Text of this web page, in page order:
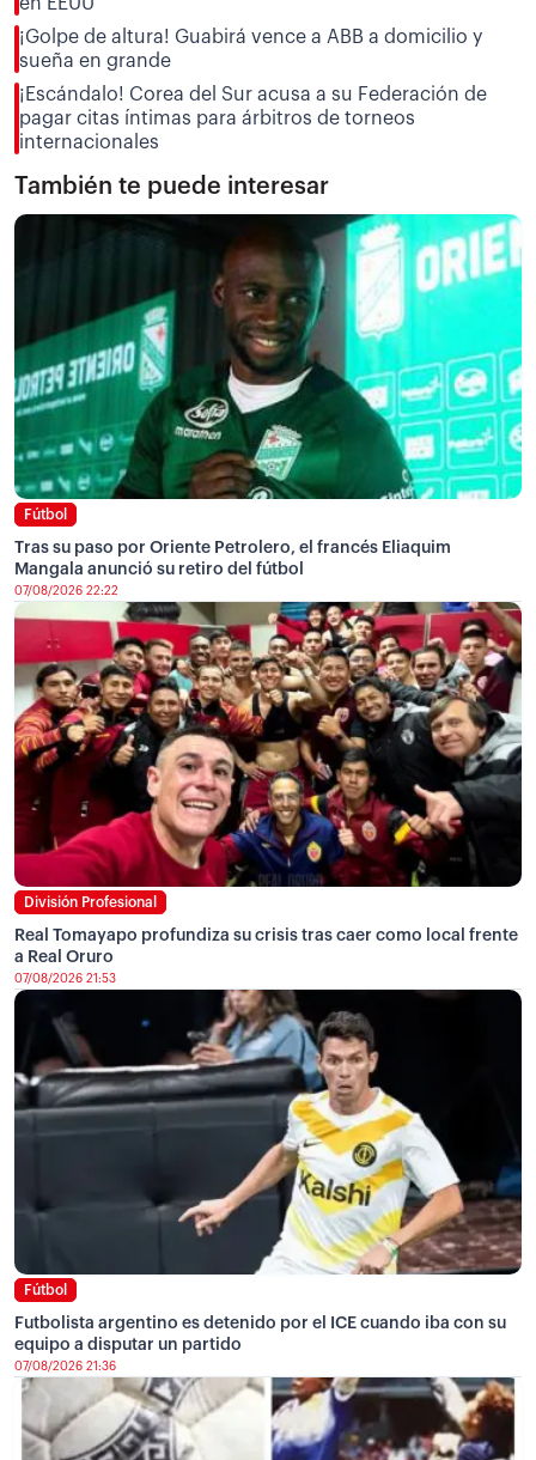
¡Golpe de altura! Guabirá vence a ABB a domicilio y
sueña en grande
¡Escándalo! Corea del Sur acusa a su Federación de
pagar citas íntimas para árbitros de torneos
internacionales
También te puede interesar
Fútbol
Tras su paso por Oriente Petrolero, el francés Eliaquim
Mangala anunció su retiro del fútbol
07/08/2026 22:22
División Profesional
Real Tomayapo profundiza su crisis tras caer como local frente
a Real Oruro
07/08/2026 21:53
Fútbol
Futbolista argentino es detenido por el ICE cuando iba con su
equipo a disputar un partido
07/08/2026 21:36